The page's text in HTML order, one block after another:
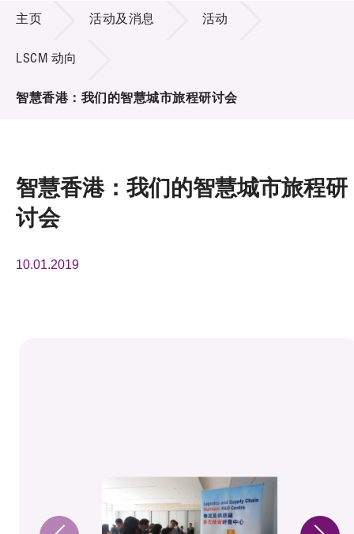
技术商品化
项目及资助计划
活动及消息
主页 活动及消息 活动
LSCM 动向
智慧香港：我们的智慧城市旅程研讨会
智慧香港：我们的智慧城市旅程研
讨会
10.01.2019